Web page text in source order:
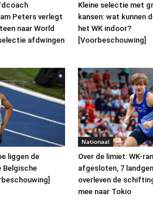
Peters verlegt
naar World
afdwingen
Kleine selectie met
kansen: wat kunnen
het WK indoor?
[Voorbeschouwing]
liggen de
Belgische
Nationaal
Over de limiet: WK-
afgesloten, 7
overleven de
mee naar Tokio